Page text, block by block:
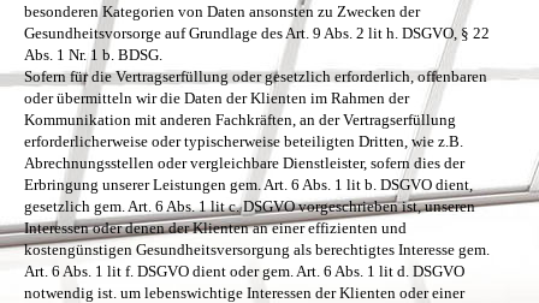
besonderen Kategorien von Daten ansonsten zu Zwecken der
Gesundheitsvorsorge auf Grundlage des Art. 9 Abs. 2 lit h. DSGVO, § 22
Abs. 1 Nr. 1 b. BDSG.
Sofern für die Vertragserfüllung oder gesetzlich erforderlich, offenbaren
oder übermitteln wir die Daten der Klienten im Rahmen der
Kommunikation mit anderen Fachkräften, an der Vertragserfüllung
erforderlicherweise oder typischerweise beteiligten Dritten, wie z.B.
Abrechnungsstellen oder vergleichbare Dienstleister, sofern dies der
Erbringung unserer Leistungen gem. Art. 6 Abs. 1 lit b. DSGVO dient,
gesetzlich gem. Art. 6 Abs. 1 lit c. DSGVO vorgeschrieben ist, unseren
Interessen oder denen der Klienten an einer effizienten und
kostengünstigen Gesundheitsversorgung als berechtigtes Interesse gem.
Art. 6 Abs. 1 lit f. DSGVO dient oder gem. Art. 6 Abs. 1 lit d. DSGVO
notwendig ist. um lebenswichtige Interessen der Klienten oder einer